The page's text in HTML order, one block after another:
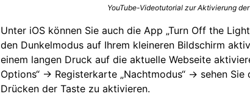
YouTube-Videotutorial zur Aktivierung
Unter iOS können Sie auch die App „Turn Off the
den Dunkelmodus auf Ihrem kleineren Bildschirm
einem langen Druck auf die aktuelle Webseite
Options“ -> Registerkarte „Nachtmodus“ -> sehen
Drücken der Taste zu aktivieren.